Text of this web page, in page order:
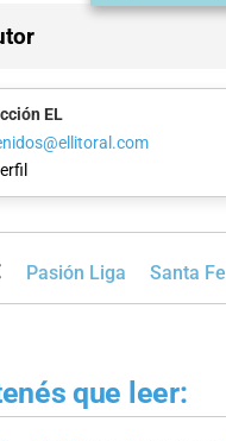
EL
Pasión Liga Santa Fe
que leer: